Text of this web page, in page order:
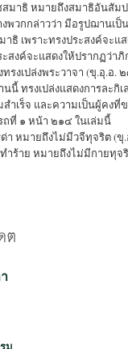
สมาธิ หมายถึงสมาธิอันสั
งพวกกล่าวว่า มีอรูปฌานเ
าธิ เพราะทรงประสงค์จะ
ะสงค์จะแสดงให้ปรากฏว่า
รงเปล่งพระวาจา (ขุ.อุ.อ.
นี้ ทรงเปล่งแสดงการละกิ
สำเร็จ และความเป็นผู้คง
ถที่ ๑ หน้า ๒๑๔ ในเล่มนี้
า หมายถึงไม่มีวจีทุจริต (
ำร้าย หมายถึงไม่มีกายทุ
ต